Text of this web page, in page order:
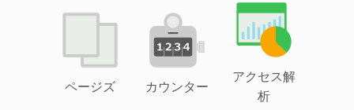
ページズ カウンター
アクセス解
析